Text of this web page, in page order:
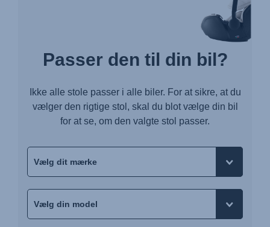
Passer den til din bil?
Ikke alle stole passer i alle biler. For at sikre, at du
vælger den rigtige stol, skal du blot vælge din bil
for at se, om den valgte stol passer.